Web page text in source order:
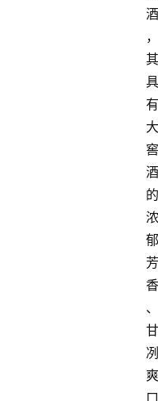
酒
，
其
具
有
大
窖
酒
的
浓
郁
芳
香
、
甘
冽
爽
口